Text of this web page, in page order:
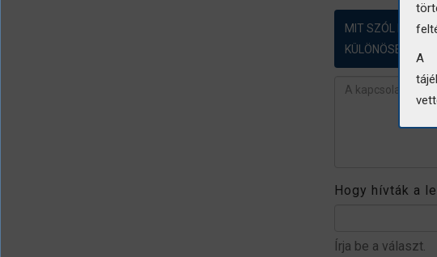
MIT SZÓL
KÜLÖNÖSEN
Hogy hívták a
Írja be a választ.
A